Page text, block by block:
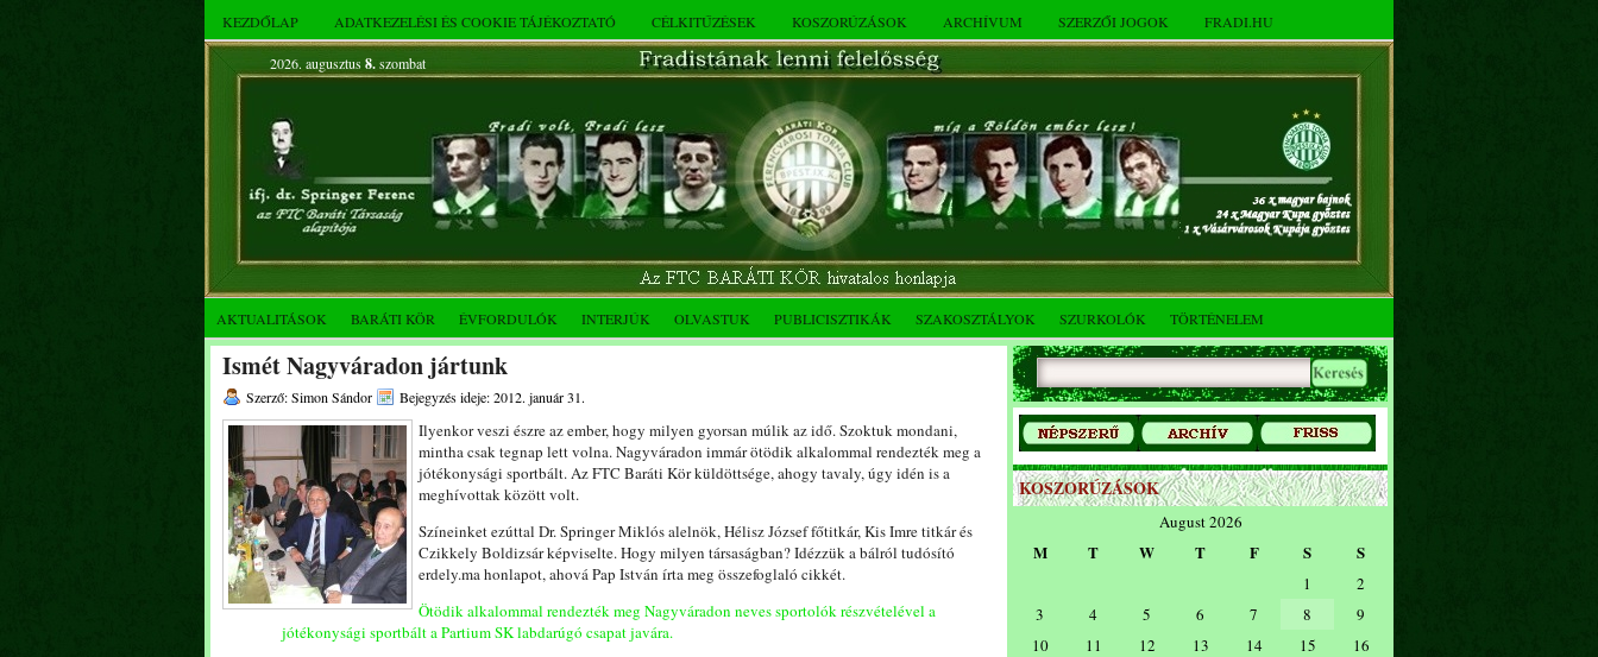
KEZDŐLAP ADATKEZELÉSI ÉS COOKIE TÁJÉKOZTATÓ CÉLKITŰZÉSEK KOSZORÚZÁSOK ARCHÍVUM SZERZŐI JOGOK FRADI.HU
2026. augusztus 8.szombat
AKTUALITÁSOK BARÁTI KÖR ÉVFORDULÓK INTERJÚK OLVASTUK PUBLICISZTIKÁK SZAKOSZTÁLYOK SZURKOLÓK TÖRTÉNELEM
Ismét Nagyváradon jártunk
Szerző: Simon Sándor Bejegyzés ideje: 2012. január 31.
Ilyenkor veszi észre az ember, hogy milyen gyorsan múlik az idő. Szoktuk mondani,
mintha csak tegnap lett volna. Nagyváradon immár ötödik alkalommal rendezték meg a
jótékonysági sportbált. Az FTC Baráti Kör küldöttsége, ahogy tavaly, úgy idén is a
meghívottak között volt.
Színeinket ezúttal Dr. Springer Miklós alelnök, Hélisz József főtitkár, Kis Imre titkár és
Czikkely Boldizsár képviselte. Hogy milyen társaságban? Idézzük a bálról tudósító
erdely.ma honlapot, ahová Pap István írta meg összefoglaló cikkét.
Ötödik alkalommal rendezték meg Nagyváradon neves sportolók részvételével a
jótékonysági sportbált a Partium SK labdarúgó csapat javára.
KOSZORÚZÁSOK
August 2026
M T W T F S S
1
2
3
4 5 6 7 8
9
10
11 12 13 14 15
16